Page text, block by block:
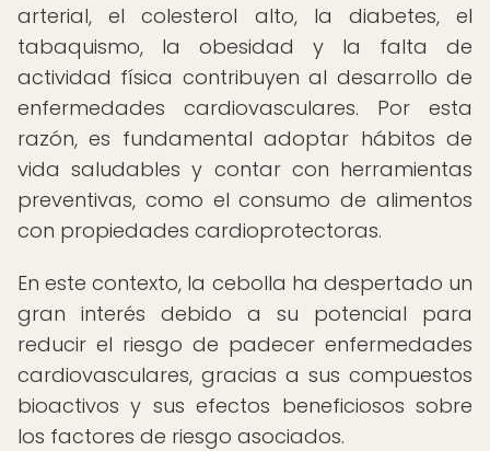
arterial, el colesterol alto, la diabetes, el
tabaquismo, la obesidad y la falta de
actividad física contribuyen al desarrollo de
enfermedades cardiovasculares. Por esta
razón, es fundamental adoptar hábitos de
vida saludables y contar con herramientas
preventivas, como el consumo de alimentos
con propiedades cardioprotectoras.
En este contexto, la cebolla ha despertado un
gran interés debido a su potencial para
reducir el riesgo de padecer enfermedades
cardiovasculares, gracias a sus compuestos
bioactivos y sus efectos beneficiosos sobre
los factores de riesgo asociados.